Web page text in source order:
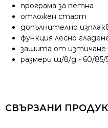
програма за петна
отложен старт
допълнително
функция лесно
защита от изтичане
размери ш/в/д - 60/85/
СВЪРЗАНИ